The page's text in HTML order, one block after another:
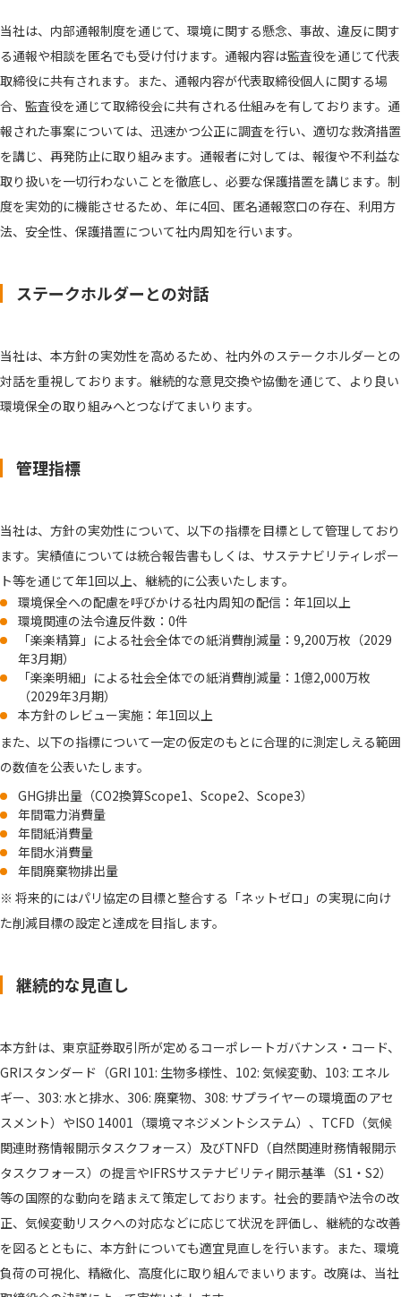
当社は、内部通報制度を通じて、環境に関する懸念、事故、違反に関す
る通報や相談を匿名でも受け付けます。通報内容は監査役を通じて代表
取締役に共有されます。また、通報内容が代表取締役個人に関する場
合、監査役を通じて取締役会に共有される仕組みを有しております。通
報された事案については、迅速かつ公正に調査を行い、適切な救済措置
を講じ、再発防止に取り組みます。通報者に対しては、報復や不利益な
取り扱いを一切行わないことを徹底し、必要な保護措置を講じます。制
度を実効的に機能させるため、年に4回、匿名通報窓口の存在、利用方
法、安全性、保護措置について社内周知を行います。
ステークホルダーとの対話
当社は、本方針の実効性を高めるため、社内外のステークホルダーとの
対話を重視しております。継続的な意見交換や協働を通じて、より良い
環境保全の取り組みへとつなげてまいります。
管理指標
当社は、方針の実効性について、以下の指標を目標として管理しており
ます。実績値については統合報告書もしくは、サステナビリティレポー
ト等を通じて年1回以上、継続的に公表いたします。
環境保全への配慮を呼びかける社内周知の配信：年1回以上
環境関連の法令違反件数：0件
「楽楽精算」による社会全体での紙消費削減量：9,200万枚（2029
年3月期）
「楽楽明細」による社会全体での紙消費削減量：1億2,000万枚
（2029年3月期）
本方針のレビュー実施：年1回以上
また、以下の指標について一定の仮定のもとに合理的に測定しえる範囲
の数値を公表いたします。
GHG排出量（CO2換算Scope1、Scope2、Scope3）
年間電力消費量
年間紙消費量
年間水消費量
年間廃棄物排出量
将来的にはパリ協定の目標と整合する「ネットゼロ」の実現に向け
た削減目標の設定と達成を目指します。
継続的な見直し
本方針は、東京証券取引所が定めるコーポレートガバナンス・コード、
GRIスタンダード（GRI 101: 生物多様性、102: 気候変動、103: エネル
ギー、303: 水と排水、306: 廃棄物、308: サプライヤーの環境面のアセ
スメント）やISO 14001（環境マネジメントシステム）、TCFD（気候
関連財務情報開示タスクフォース）及びTNFD（自然関連財務情報開示
タスクフォース）の提言やIFRSサステナビリティ開示基準（S1・S2）
等の国際的な動向を踏まえて策定しております。社会的要請や法令の改
正、気候変動リスクへの対応などに応じて状況を評価し、継続的な改善
を図るとともに、本方針についても適宜見直しを行います。また、環境
負荷の可視化、精緻化、高度化に取り組んでまいります。改廃は、当社